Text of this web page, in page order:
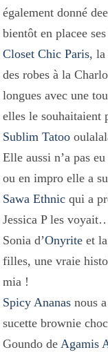
également donné
bientôt en placee
Closet Chic Paris, la
des robes à la
longues avec une
elles le souhaitaient
Sublim Tatoo
Elle aussi n’a pas
ou en impro elle a
Sawa Ethnic qui a
Jessica P les
Sonia d’Onyrite et
filles, une vraie
mia !
Spicy Ananas nous
sucette brownie
Goundo de Agamis